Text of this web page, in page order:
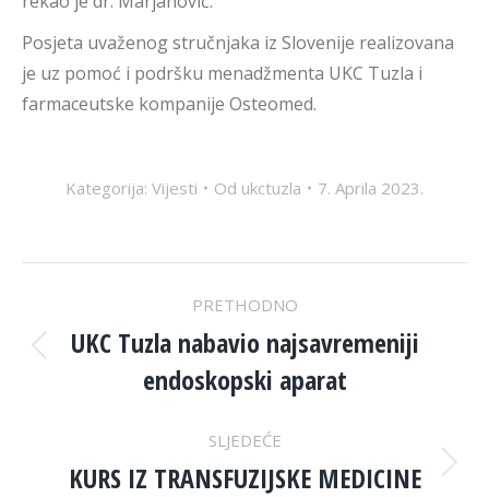
Posjeta uvaženog stručnjaka iz Slovenije realizovana
je uz pomoć i podršku menadžmenta UKC Tuzla i
farmaceutske kompanije Osteomed.
Kategorija: Vijesti Od ukctuzla 7. Aprila 2023.
NAVIGATION
PRETHODNO
Previous
post:
UKC Tuzla nabavio najsavremeniji
endoskopski aparat
SLJEDEĆE
Next
KURS IZ TRANSFUZIJSKE MEDICINE